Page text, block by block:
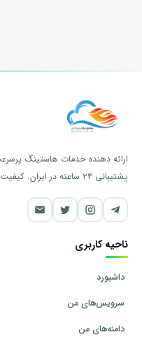
ارائه دهنده خدمات هاستینگ
پشتیبانی ۲۴ ساعته در ایران. کیفیت و امنیت، انتخاب اول ماست.
ناحیه کاربری
داشبورد
سرویس‌های من
دامنه‌های من